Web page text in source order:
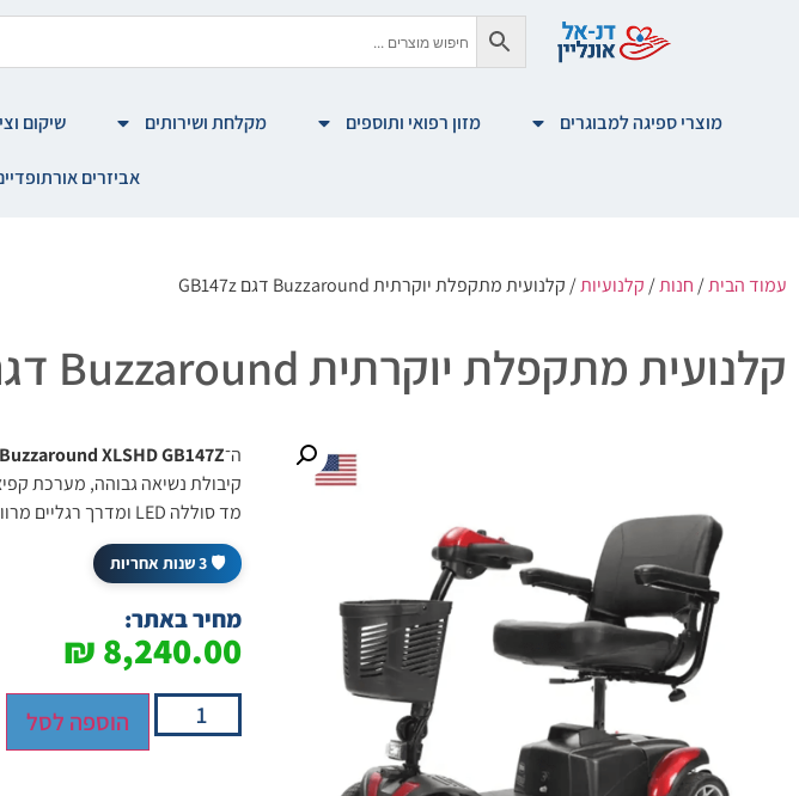
מוצרי ספיגה למבוגרים מזון רפואי ותוספים מקלחת ושירותים שיקום
אביזרים
עמוד הבית/ חנות/ קלנועיות/ קלנועית מתקפלת יוקרתית Buzzaround דגם GB147z
קלנועית מתקפלת יוקרתית Buzzaround דגם GB147z
ה־Buzzaround XLSHD GB147Z
קיבולת נשיאה גבוהה, מערכת
מד סוללה LED ומדרך רגליים מרווח מספקים חוויית שימוש חכמה, יציבה ונעימה לאורך כל היום. 🚀
🛡️ 3 שנות אחריות
מחיר באתר:
8,240.00
₪
הוספה לסל